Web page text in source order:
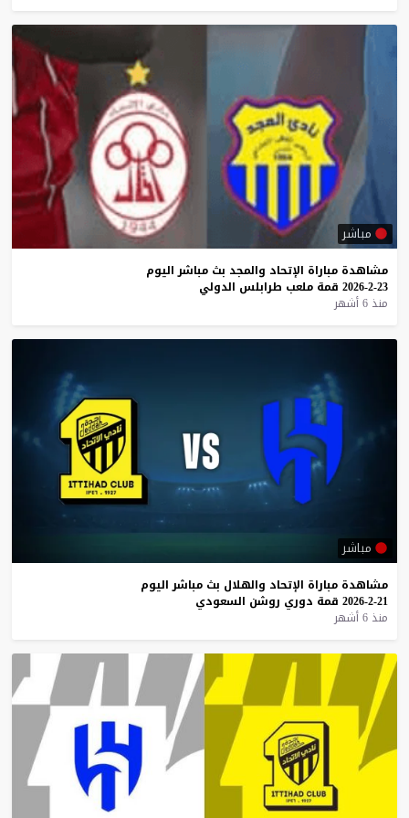
مباشر
مشاهدة مباراة الإتحاد والمجد بث مباشر اليوم
23-2-2026
قمة ملعب طرابلس الدولي
منذ 6 أشهر
مباشر
مشاهدة مباراة الإتحاد والهلال بث مباشر اليوم
21-2-2026
قمة دوري روشن السعودي
منذ 6 أشهر